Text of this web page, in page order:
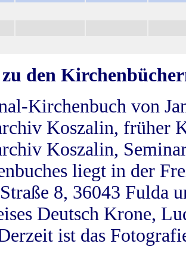
den
Kirchenbuch von
Koszalin, früher
Koszalin,
liegt in der
8, 36043 Fulda
Deutsch Krone,
ist das